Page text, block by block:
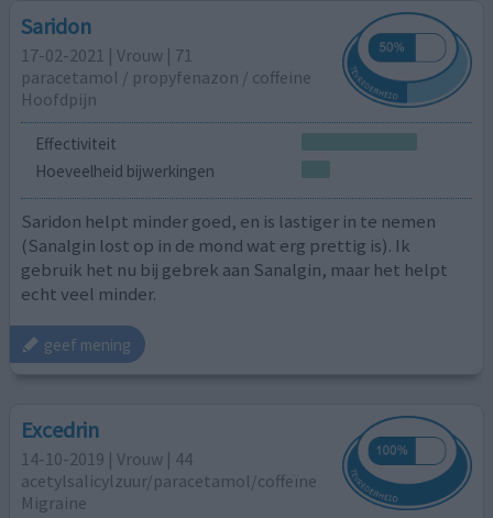
Saridon
17-02-2021 | Vrouw | 71
paracetamol / propyfenazon / coffeine
Hoofdpijn
Effectiviteit
Hoeveelheid bijwerkingen
Saridon helpt minder goed, en is lastiger in te nemen
(Sanalgin lost op in de mond wat erg prettig is). Ik
gebruik het nu bij gebrek aan Sanalgin, maar het helpt
echt veel minder.
geef mening
Excedrin
14-10-2019 | Vrouw | 44
acetylsalicylzuur/paracetamol/coffeïne
Migraine